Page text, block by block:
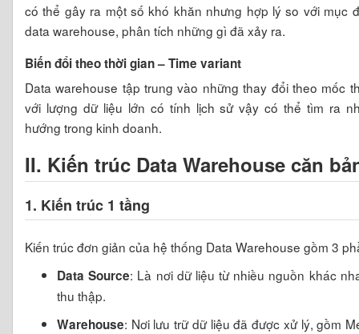
có thể gây ra một số khó khăn nhưng hợp lý so với mục
data warehouse, phân tích những gì đã xảy ra.
Biến đổi theo thời gian – Time variant
Data warehouse tập trung vào những thay đổi theo mốc
với lượng dữ liệu lớn có tính lịch sử vậy có thể tìm ra
hướng trong kinh doanh.
II. Kiến trúc Data Warehouse căn
1. Kiến trúc 1 tầng
Kiến trúc đơn giản của hệ thống Data Warehouse gồm 3
Data Source: Là nơi dữ liệu từ nhiều nguồn khác
thu thập.
Warehouse: Nơi lưu trữ dữ liệu đã được xử lý, gồm